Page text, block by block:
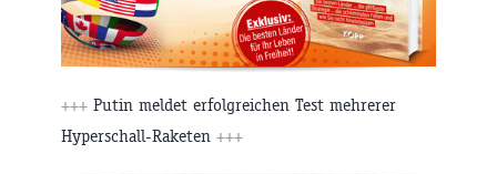
+++ Putin meldet erfolgreichen Test mehrerer
Hyperschall-Raketen +++